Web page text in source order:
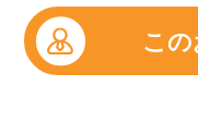
こ